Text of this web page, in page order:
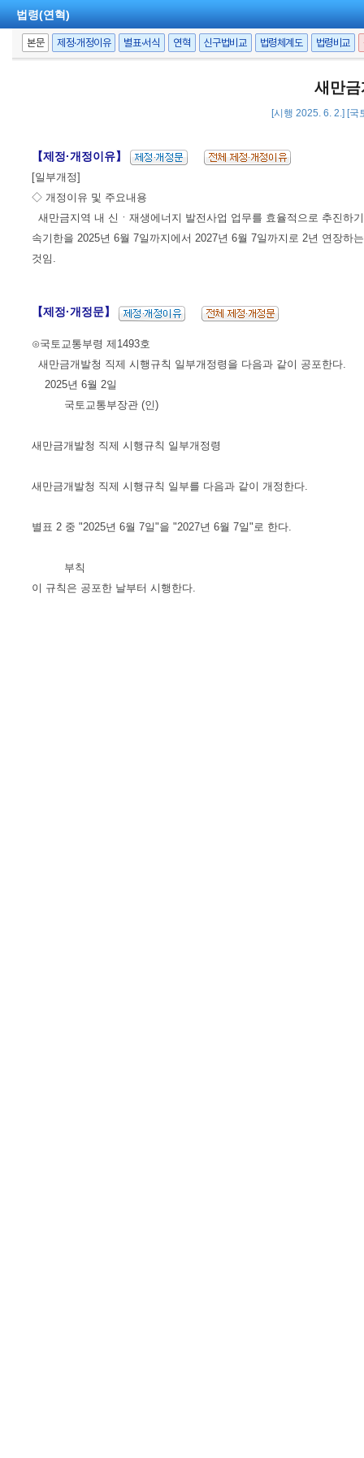
법령(연혁)
본문 제정·개정이유 별표·서식 연혁 신구법비교 법령체계도 법령비교
새만
[시행 2025. 6. 2.] [
【제정·개정이유】
[일부개정]
◇ 개정이유 및 주요내용
새만금지역 내 신ㆍ재생에너지 발전사업 업무를 효율적으로 추진하
속기한을 2025년 6월 7일까지에서 2027년 6월 7일까지로 2년 연장
것임.
【제정·개정문】
⊙국토교통부령 제1493호
새만금개발청 직제 시행규칙 일부개정령을 다음과 같이 공포한다.
2025년 6월 2일
국토교통부장관 (인)
새만금개발청 직제 시행규칙 일부개정령
새만금개발청 직제 시행규칙 일부를 다음과 같이 개정한다.
별표 2 중 "2025년 6월 7일"을 "2027년 6월 7일"로 한다.
부칙
이 규칙은 공포한 날부터 시행한다.